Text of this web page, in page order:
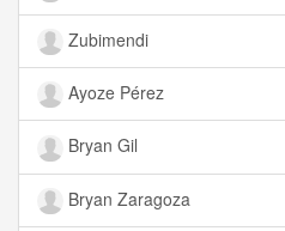
Zubimendi
Ayoze Pérez
Bryan Gil
Bryan Zaragoza